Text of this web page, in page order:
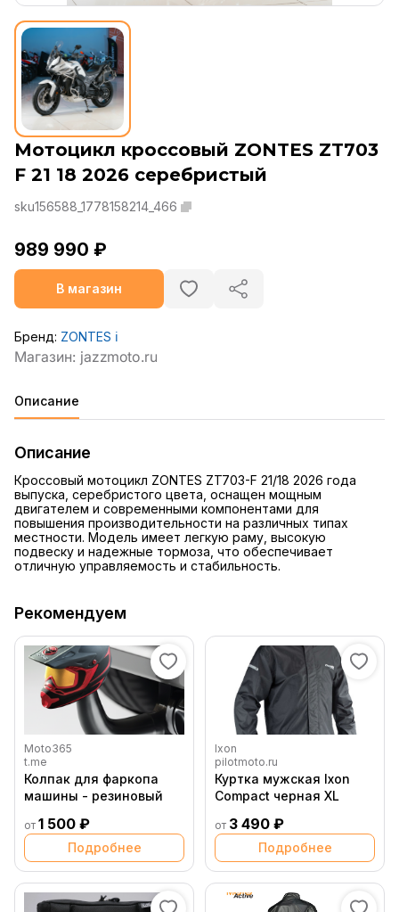
Мотоцикл кроссовый ZONTES ZT703
F 21 18 2026 серебристый
sku156588_1778158214_466
989 990 ₽
В магазин
Бренд: ZONTES ℹ️
Описание
Описание
Кроссовый мотоцикл ZONTES ZT703-F 21/18 2026 года
выпуска, серебристого цвета, оснащен мощным
двигателем и современными компонентами для
повышения производительности на различных типах
местности. Модель имеет легкую раму, высокую
подвеску и надежные тормоза, что обеспечивает
отличную управляемость и стабильность.
Рекомендуем
Moto365
t.me
Колпак для фаркопа
машины - резиновый
от 1 500 ₽
Подробнее
Ixon
pilotmoto.ru
Куртка мужская Ixon
Compact черная XL
от 3 490 ₽
Подробнее